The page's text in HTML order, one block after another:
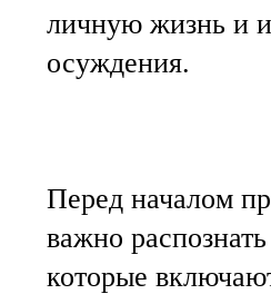
личную жизнь и
осуждения.
Перед началом
важно
которые